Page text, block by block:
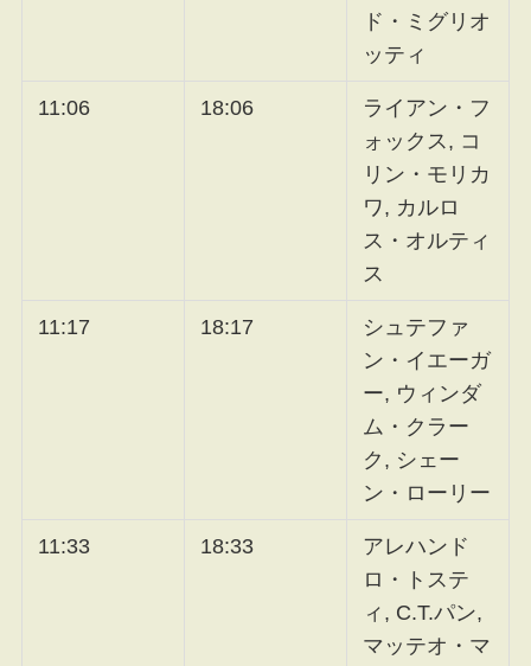
ド・ミグリオ
ッティ
11:06 18:06
ライアン・フ
ォックス, コ
リン・モリカ
ワ, カルロ
ス・オルティ
ス
11:17 18:17
シュテファ
ン・イエーガ
ー, ウィンダ
ム・クラー
ク, シェー
ン・ローリー
11:33 18:33
アレハンド
ロ・トステ
ィ, C.T.パン,
マッテオ・マ